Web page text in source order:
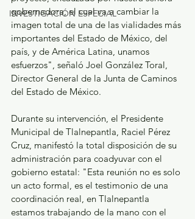
INVESTIGACIÓN ESPECIAL
gobernadora, el cual va a cambiar la
imagen total de una de las vialidades más
importantes del Estado de México, del
país, y de América Latina, unamos
esfuerzos", señaló Joel González Toral,
Director General de la Junta de Caminos
del Estado de México.
Durante su intervención, el Presidente
Municipal de Tlalnepantla, Raciel Pérez
Cruz, manifestó la total disposición de su
administración para coadyuvar con el
gobierno estatal: "Esta reunión no es solo
un acto formal, es el testimonio de una
coordinación real, en Tlalnepantla
estamos trabajando de la mano con el